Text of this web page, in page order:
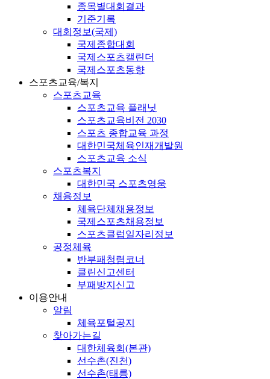
종목별대회결과
기준기록
대회정보(국제)
국제종합대회
국제스포츠캘린더
국제스포츠동향
스포츠교육/복지
스포츠교육
스포츠교육 플래닛
스포츠교육비전 2030
스포츠 종합교육 과정
대한민국체육인재개발원
스포츠교육 소식
스포츠복지
대한민국 스포츠영웅
채용정보
체육단체채용정보
국제스포츠채용정보
스포츠클럽일자리정보
공정체육
반부패청렴코너
클린신고센터
부패방지신고
이용안내
알림
체육포털공지
찾아가는길
대한체육회(본관)
선수촌(진천)
선수촌(태릉)